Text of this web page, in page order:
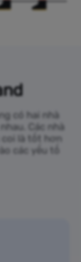
có hai nhà
Các nhà
coi là tốt hơn
các yếu tố